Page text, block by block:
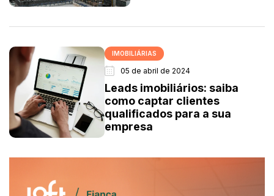
IMOBILIÁRIAS
05 de abril de 2024
Leads imobiliários: saiba
como captar clientes
qualificados para a sua
empresa